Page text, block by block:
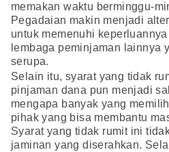
memakan waktu berminggu-
Pegadaian makin menjadi
untuk memenuhi
lembaga peminjaman lainnya
serupa.
Selain itu, syarat yang tidak
pinjaman dana pun menjadi
mengapa banyak yang
pihak yang bisa membantu
Syarat yang tidak rumit ini
jaminan yang diserahkan.